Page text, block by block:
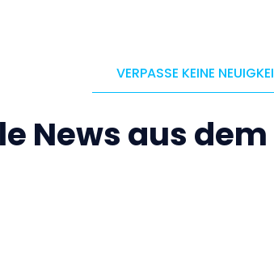
VERPASSE KEINE
News aus